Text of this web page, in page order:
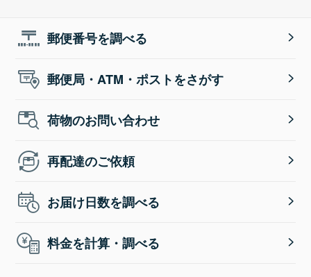
郵便番号を調べる
郵便局・ATM・ポストをさがす
荷物のお問い合わせ
再配達のご依頼
お届け日数を調べる
料金を計算・調べる